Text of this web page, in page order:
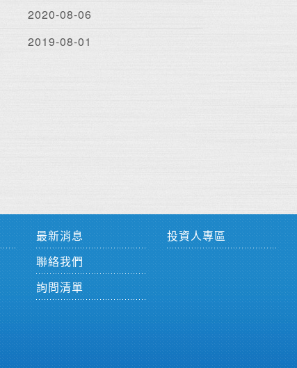
2020-08-06
2019-08-01
投資人專區
最新消息
聯絡我們
詢問清單